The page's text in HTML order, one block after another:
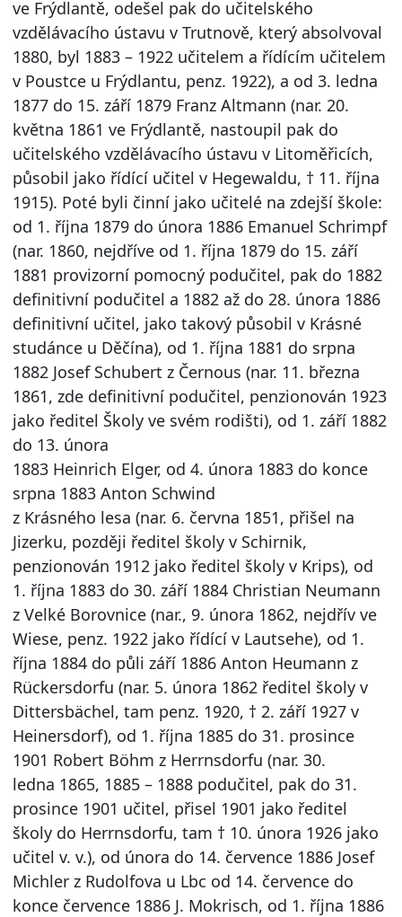
ve Frýdlantě, odešel pak do učitelského
vzdělávacího ústavu v Trutnově, který absolvoval
1880, byl 1883 – 1922 učitelem a řídícím učitelem
v Poustce u Frýdlantu, penz. 1922), a od 3. ledna
1877 do 15. září 1879 Franz Altmann (nar. 20.
května 1861 ve Frýdlantě, nastoupil pak do
učitelského vzdělávacího ústavu v Litoměřicích,
působil jako řídící učitel v Hegewaldu, † 11. října
1915). Poté byli činní jako učitelé na zdejší škole:
od 1. října 1879 do února 1886 Emanuel Schrimpf
(nar. 1860, nejdříve od 1. října 1879 do 15. září
1881 provizorní pomocný podučitel, pak do 1882
definitivní podučitel a 1882 až do 28. února 1886
definitivní učitel, jako takový působil v Krásné
studánce u Děčína), od 1. října 1881 do srpna
1882 Josef Schubert z Černous (nar. 11. března
1861, zde definitivní podučitel, penzionován 1923
jako ředitel Školy ve svém rodišti), od 1. září 1882
do 13. února
1883 Heinrich Elger, od 4. února 1883 do konce
srpna 1883 Anton Schwind
z Krásného lesa (nar. 6. června 1851, přišel na
Jizerku, později ředitel školy v Schirnik,
penzionován 1912 jako ředitel školy v Krips), od
1. října 1883 do 30. září 1884 Christian Neumann
z Velké Borovnice (nar., 9. února 1862, nejdřív ve
Wiese, penz. 1922 jako řídící v Lautsehe), od 1.
října 1884 do půli září 1886 Anton Heumann z
Rückersdorfu (nar. 5. února 1862 ředitel školy v
Dittersbächel, tam penz. 1920, † 2. září 1927 v
Heinersdorf), od 1. října 1885 do 31. prosince
1901 Robert Böhm z Herrnsdorfu (nar. 30.
ledna 1865, 1885 – 1888 podučitel, pak do 31.
prosince 1901 učitel, přisel 1901 jako ředitel
školy do Herrnsdorfu, tam † 10. února 1926 jako
učitel v. v.), od února do 14. července 1886 Josef
Michler z Rudolfova u Lbc od 14. července do
konce července 1886 J. Mokrisch, od 1. října 1886